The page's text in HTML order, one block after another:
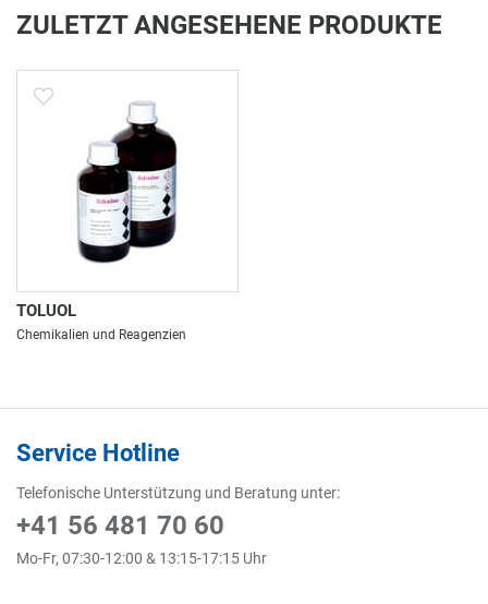
ZULETZT ANGESEHENE PRODUKTE
TOLUOL
Chemikalien und Reagenzien
Service Hotline
Telefonische Unterstützung und Beratung unter:
+41 56 481 70 60
Mo-Fr, 07:30-12:00 & 13:15-17:15 Uhr